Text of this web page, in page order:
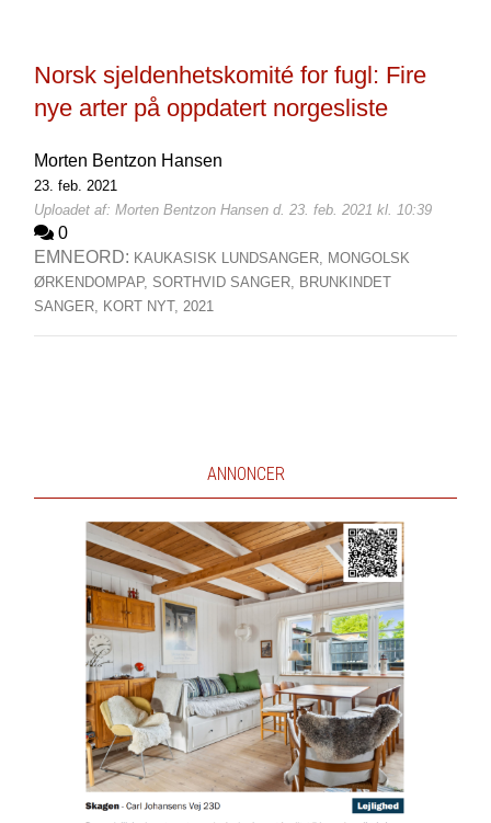
Norsk sjeldenhetskomité for fugl: Fire
nye arter på oppdatert norgesliste
Morten Bentzon Hansen
23. feb. 2021
Uploadet af: Morten Bentzon Hansen d. 23. feb. 2021 kl. 10:39
0
EMNEORD: KAUKASISK LUNDSANGER, MONGOLSK
ØRKENDOMPAP, SORTHVID SANGER, BRUNKINDET
SANGER, KORT NYT, 2021
ANNONCER